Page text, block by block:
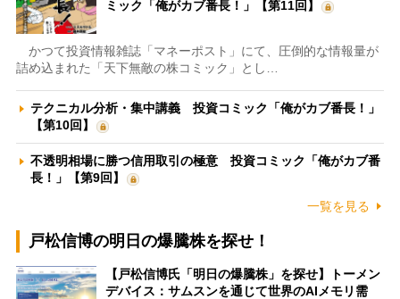
ミック「俺がカブ番長！」【第11回】
かつて投資情報雑誌「マネーポスト」にて、圧倒的な情報量が
詰め込まれた「天下無敵の株コミック」とし…
テクニカル分析・集中講義 投資コミック「俺がカブ番長！」
【第10回】
不透明相場に勝つ信用取引の極意 投資コミック「俺がカブ番
長！」【第9回】
一覧を見る
戸松信博の明日の爆騰株を探せ！
【戸松信博氏「明日の爆騰株」を探せ】トーメン
デバイス：サムスンを通じて世界のAIメモリ需